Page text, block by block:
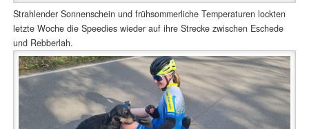
Strahlender Sonnenschein und frühsommerliche Temperaturen lockten
letzte Woche die Speedies wieder auf ihre Strecke zwischen Eschede
und Rebberlah.